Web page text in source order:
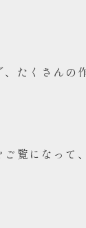
たくさんの
覧になって